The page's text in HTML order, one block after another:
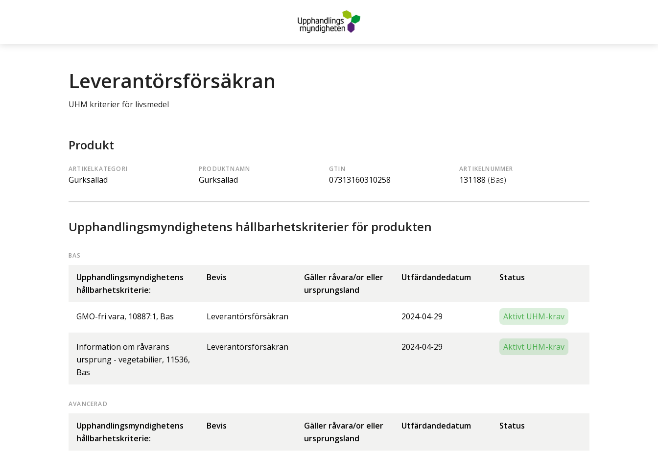
Leverantörsförsäkran
UHM kriterier för livsmedel
Produkt
ARTIKELKATEGORI
Gurksallad
PRODUKTNAMN
Gurksallad
GTIN
07313160310258
ARTIKELNUMMER
131188 (Bas)
Upphandlingsmyndighetens hållbarhetskriterier för produkten
BAS
Upphandlingsmyndighetens
hållbarhetskriterie:
Bevis
Gäller råvara/or eller
ursprungsland
Utfärdandedatum Status
GMO-fri vara, 10887:1, Bas Leverantörsförsäkran 2024-04-29 Aktivt UHM-krav
Information om råvarans
ursprung - vegetabilier, 11536,
Bas
Leverantörsförsäkran 2024-04-29 Aktivt UHM-krav
AVANCERAD
Upphandlingsmyndighetens
hållbarhetskriterie:
Bevis
Gäller råvara/or eller
ursprungsland
Utfärdandedatum Status